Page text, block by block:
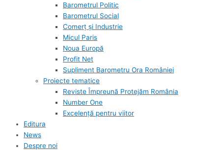
Barometrul Politic
Barometrul Social
Comerț și Industrie
Micul Paris
Noua Europă
Profit Net
Supliment Barometru Ora României
Proiecte tematice
Reviste Împreună Protejăm România
Number One
Excelență pentru viitor
Editura
News
Despre noi